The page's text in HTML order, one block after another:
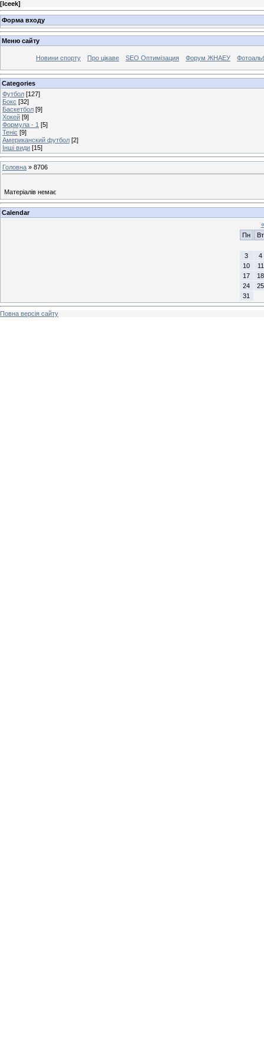
[Iceek]
Форма входу
Меню сайту
Новини спорту Про цікаве SEO Оптимізация Форум ЖНАЕУ
Categories
Футбол [127]
Бокс [32]
Баскетбол [9]
Хокей [9]
Формула - 1 [5]
Теніс [9]
Американский футбол [2]
Інші види [15]
Головна » 8706
Матеріалів немає
Calendar
«
Пн
Вт
3
4
10
11
17
18
24
25
31
Повна версія сайту